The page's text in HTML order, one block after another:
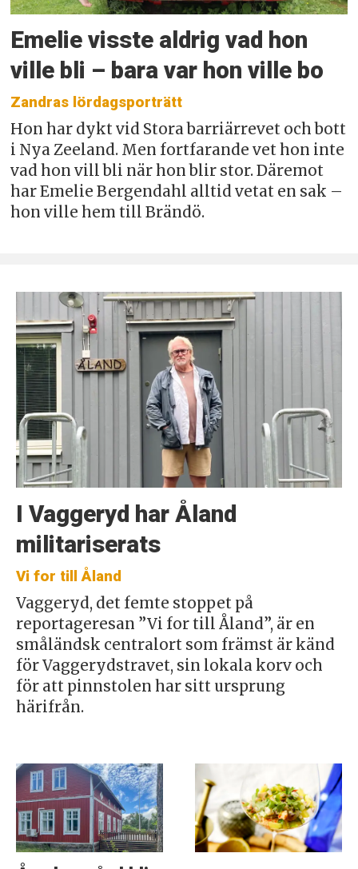
Emelie visste aldrig vad hon
ville bli – bara var hon ville bo
Zandras lördagsporträtt
Hon har dykt vid Stora barriärrevet och bott
i Nya Zeeland. Men fortfarande vet hon inte
vad hon vill bli när hon blir stor. Däremot
har Emelie Bergendahl alltid vetat en sak –
hon ville hem till Brändö.
I Vaggeryd har Åland
militariserats
Vi for till Åland
Vaggeryd, det femte stoppet på
reportageresan ”Vi for till Åland”, är en
småländsk centralort som främst är känd
för Vaggerydstravet, sin lokala korv och
för att pinnstolen har sitt ursprung
härifrån.